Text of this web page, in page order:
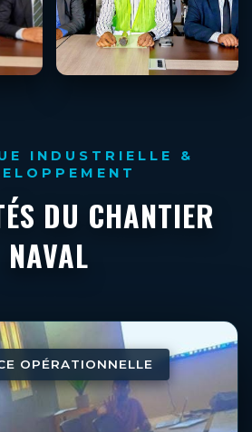
INDUSTRIELLE &
DU CHANTIER
NAVAL
OPÉRATIONNELLE